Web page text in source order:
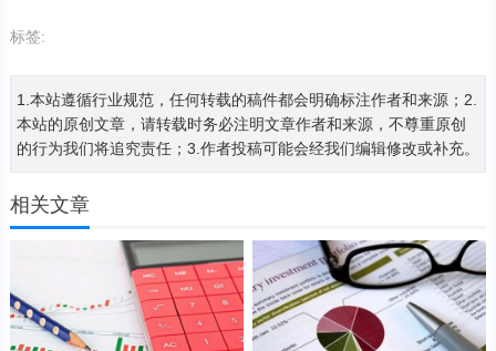
标签:
1.本站遵循行业规范，任何转载的稿件都会明确标注作者和来源；2.
本站的原创文章，请转载时务必注明文章作者和来源，不尊重原创
的行为我们将追究责任；3.作者投稿可能会经我们编辑修改或补充。
相关文章